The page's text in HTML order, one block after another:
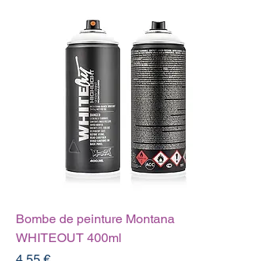
Bombe de peinture Montana
WHITEOUT 400ml